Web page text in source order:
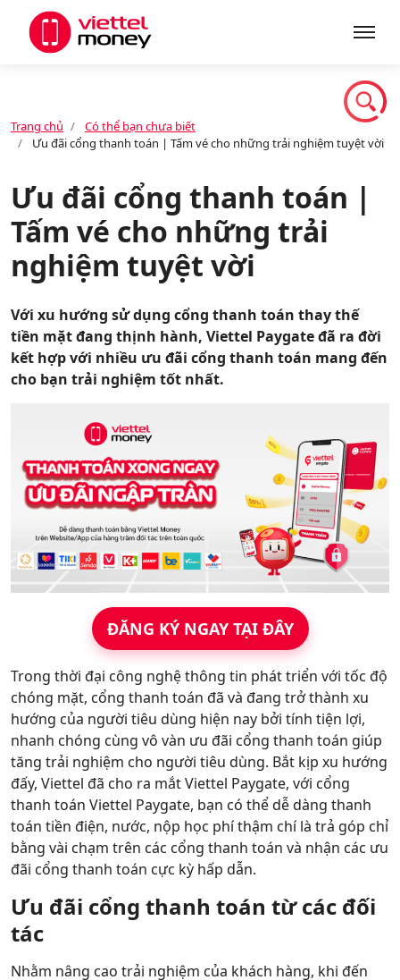
Dịch vụ
Tin tức
Khuyến mãi
Trang chủ
Có thể bạn chưa biết
Ưu đãi cổng thanh toán | Tấm vé cho những trải nghiệm tuyệt vời
Ưu đãi cổng thanh toán |
Tấm vé cho những trải
nghiệm tuyệt vời
Với xu hướng sử dụng cổng thanh toán thay thế
tiền mặt đang thịnh hành, Viettel Paygate đã ra đời
kết hợp với nhiều ưu đãi cổng thanh toán mang đến
cho bạn trải nghiệm tốt nhất.
ĐĂNG KÝ NGAY TẠI ĐÂY
Trong thời đại công nghệ thông tin phát triển với tốc độ
chóng mặt, cổng thanh toán đã và đang trở thành xu
hướng của người tiêu dùng hiện nay bởi tính tiện lợi,
nhanh chóng cùng vô vàn ưu đãi cổng thanh toán giúp
tăng trải nghiệm cho người tiêu dùng. Bắt kịp xu hướng
đấy, Viettel đã cho ra mắt Viettel Paygate, với cổng
thanh toán Viettel Paygate, bạn có thể dễ dàng thanh
toán tiền điện, nước, nộp học phí thậm chí là trả góp chỉ
bằng vài chạm trên các cổng thanh toán và nhận các ưu
đãi cổng thanh toán cực kỳ hấp dẫn.
Ưu đãi cổng thanh toán từ các đối
tác
Nhằm nâng cao trải nghiệm của khách hàng, khi đến